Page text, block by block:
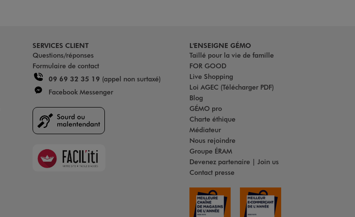
SERVICES CLIENT
Questions/réponses
Formulaire de contact
09 69 32 35 19 (appel non surtaxé)
Facebook Messenger
Faciliti
L'ENSEIGNE GÉMO
Taillé pour la vie de famille
FOR GOOD
Live Shopping
Loi AGEC (Télécharger PDF)
Blog
GÉMO pro
Charte éthique
Médiateur
Nous rejoindre
Groupe ÉRAM
Devenez partenaire | Join us
Contact presse